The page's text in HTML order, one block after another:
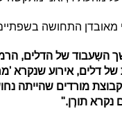
מאובדן התחושה
השִעבוד של הדלים,
של דלים, אירוע שנקרא
מורדים שהייתה
נקרא תורְן."